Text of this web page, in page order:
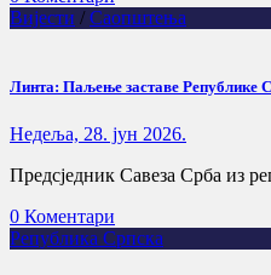
Вијести / Саопштења
Линта: Паљење заставе Републике
Недеља, 28. јун 2026.
Предсједник Савеза Срба из
0 Коментари
Република Српска